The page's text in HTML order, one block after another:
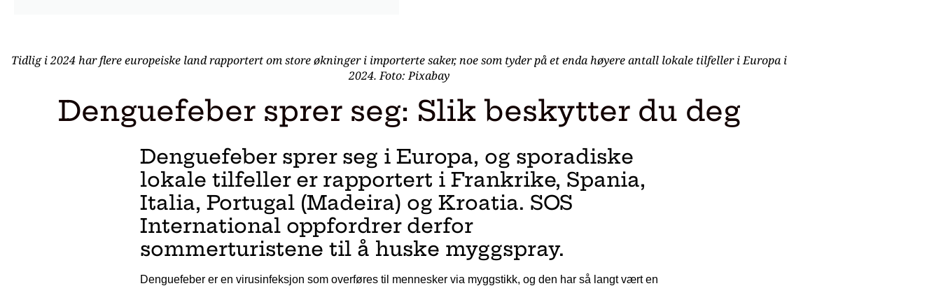
Tidlig i 2024 har flere europeiske land rapportert om store økninger i importerte saker, noe som tyder på et enda høyere antall lokale tilfeller i Europa i
2024. Foto: Pixabay
Denguefeber sprer seg: Slik beskytter du deg
Denguefeber sprer seg i Europa, og sporadiske
lokale tilfeller er rapportert i Frankrike, Spania,
Italia, Portugal (Madeira) og Kroatia. SOS
International oppfordrer derfor
sommerturistene til å huske myggspray.
Denguefeber er en virusinfeksjon som overføres til mennesker via myggstikk, og den har så langt vært en